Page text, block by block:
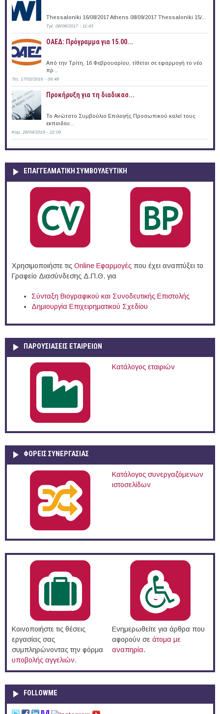
Thessaloniki 16/08/2017 Athens 08/09/2017 Thessaloniki 15/...
Τρί, 08/08/2017 - 11:43
ΟΑΕΔ: Πρόγραμμα για 15.00...
Από την Τρίτη, 16 Φεβρουαρίου, τίθεται σε εφαρμογή το νέο
πρ...
Τετ, 17/02/2016 - 09:48
Προκήρυξη για τη διαδικασ...
Το Ανώτατο Συμβούλιο Επιλογής Προσωπικού καλεί τους
εκπαιδευ...
Κυρ, 28/04/2019 - 22:09
ΕΠΑΓΓΕΛΜΑΤΙΚΉ ΣΥΜΒΟΥΛΕΥΤΙΚΉ
Χρησιμοποιήστε τις Online Eφαρμογές που έχει αναπτύξει το
Γραφείο Διασύνδεσης Δ.Π.Θ. για
Σύνταξη Βιογραφικού και Συνοδευτικής Επιστολής
Δημιουργία Επιχειρηματικού Σχεδίου
ΠΑΡΟΥΣΙΆΣΕΙΣ ΕΤΑΙΡΕΙΏΝ
Κατάλογος εταιριών
ΦΟΡΕΙΣ ΣΥΝΕΡΓΑΣΙΑΣ
Κατάλογος συνεργαζόμενων
ιστοσελίδων
Κοινοποιήστε τις θέσεις
εργασίας σας
συμπληρώνοντας την φόρμα
υποβολής αγγελιών.
Ενημερωθείτε για άρθρα που
αφορούν σε άτομα με
αναπηρία.
FOLLOWME